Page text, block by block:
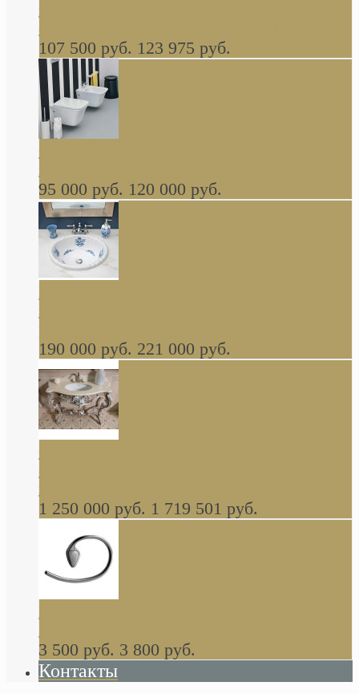
керамическая мойка 1160 x 510 мм белая,
серая, черная, бежевая В НАЛИЧИИ
107 500 руб. 123 975 руб.
навесное КОМПЛЕКТ
95 000 руб. 120 000 руб.
Decorated Bathroom раковина овальная
встраиваемая для ванной с рисунком синяя
роза В НАЛИЧИИ
190 000 руб. 221 000 руб.
стиле барокко, из массива дерева, светло
коричневый матовый окрас + серебро
1 250 000 руб. 1 719 501 руб.
Khala Colombo аксессуары (серия) В
НАЛИЧИИ
3 500 руб. 3 800 руб.
Контакты